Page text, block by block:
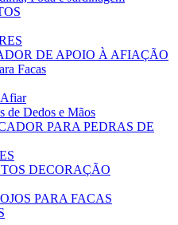
DE APOIO À AFIAÇÃO
Facas
Afiar
de Dedos e Mãos
PARA PEDRAS DE
DECORAÇÃO
PARA FACAS